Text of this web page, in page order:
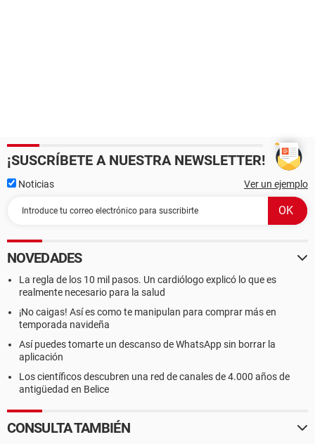
¡SUSCRÍBETE A NUESTRA NEWSLETTER!
Noticias Ver un ejemplo
NOVEDADES
La regla de los 10 mil pasos. Un cardiólogo explicó lo que es
realmente necesario para la salud
¡No caigas! Así es como te manipulan para comprar más en
temporada navideña
Así puedes tomarte un descanso de WhatsApp sin borrar la
aplicación
Los científicos descubren una red de canales de 4.000 años de
antigüedad en Belice
CONSULTA TAMBIÉN